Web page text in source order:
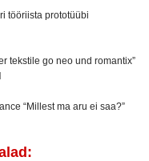
tööriista prototüübi
tekstile go neo und romantix”
“Millest ma aru ei saa?”